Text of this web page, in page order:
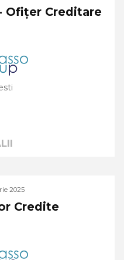
Ofițer Creditare
2025
Credite